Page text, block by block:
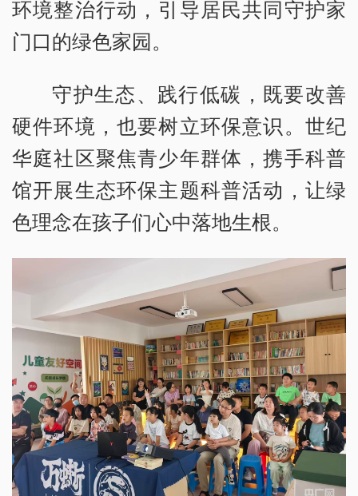
环境整治行动，引导居民共同守护家
门口的绿色家园。
守护生态、践行低碳，既要改善
硬件环境，也要树立环保意识。世纪
华庭社区聚焦青少年群体，携手科普
馆开展生态环保主题科普活动，让绿
色理念在孩子们心中落地生根。